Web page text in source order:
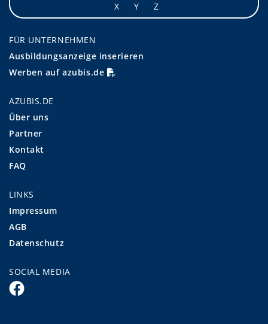
X
Y Z
FÜR UNTERNEHMEN
Ausbildungsanzeige inserieren
Werben auf azubis.de
AZUBIS.DE
Über uns
Partner
Kontakt
FAQ
LINKS
Impressum
AGB
Datenschutz
SOCIAL MEDIA